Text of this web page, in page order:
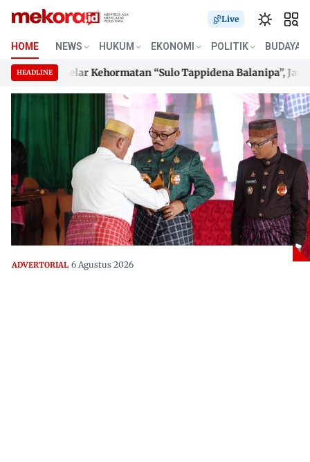
content
Live
HOME NEWS HUKUM EKONOMI POLITIK BUDAYA
HEADLINEGelar Kehormatan “Sulo Tappidena Balanipa”, Janji
Gelar Kehormatan “Sulo Tappidena Balanipa”, Janji
ADVERTORIAL 6 Agustus 2026